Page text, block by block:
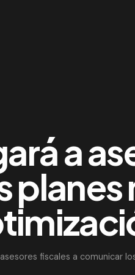
a
asesores fiscales a comunicar